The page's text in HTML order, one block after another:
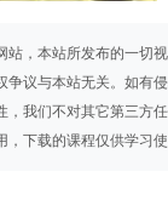
站，本站所发布的一切
争议与本站无关。如有
，我们不对其它第三方
下载的课程仅供学习使